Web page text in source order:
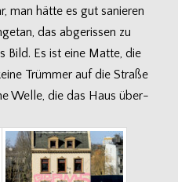
man hätte es gut sanie­ren
das abge­ris­sen zu
Bild. Es ist eine Matte, die
Trüm­mer auf die Straße
Welle, die das Haus über­